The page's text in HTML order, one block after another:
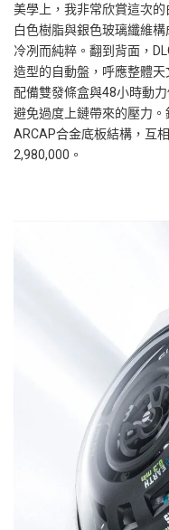
美學上，我非常欣賞這次
白色樹脂與銀色玻璃纖維
冷冽而純粹。翻到背面，
造型的自動盤，呼應整體天
配備雙發條盒與48小時動
避免過度上鏈帶來的壓力
ARCAP合金底板結構，互
2,980,000。